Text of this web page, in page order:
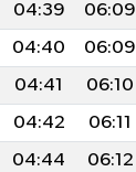
04:39 06:09
04:40 06:09
04:41 06:10
04:42 06:11
04:44 06:12